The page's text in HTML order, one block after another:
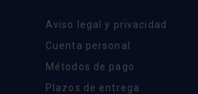
Aviso legal y privacidad
Cuenta personal
Métodos de pago
Plazos de entrega